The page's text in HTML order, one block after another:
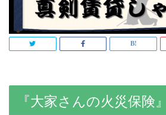
『大家さんの火災保険』